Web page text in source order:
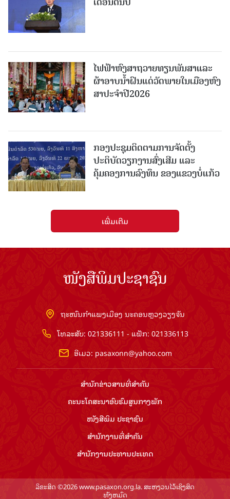
ໄຟຟ້າຫົງສາຖວາຍທຽນພັນສາແລະ
ຜ້າອາບນໍ້າຝົນແດ່ວັດພາຍໃນເມືອງຫົງ
ສາປະຈໍາປີ2026
ກອງປະຊຸມຕິດຕາມການຈັດຕັ້ງ
ປະຕິບັດວຽກງານສົ່ງເສີມ ແລະ
ຄຸ້ມຄອງການລົງທຶນ ຂອງແຂວງບໍ່ແກ້ວ
ເພີ່ມເຕີມ
ໜັງສືພິມປະຊາຊົນ
ຖະໜົນກຳແພງເມືອງ ນະຄອນຫຼວງວຽງຈັນ
ໂທລະສັບ: 021336111 - ແຟັກ: 021336113
ອີເມວ: pasaxonn@yahoo.com
ສຳ​ນັກ​ຂ່າວ​ສານ​ທີ່​ສຳ​ຄັນ​
ຄະນະໂຄສະນາອົບຮົມ​ສູນ​ກາງ​ພັກ
ໜັງສືພິມ ປະ​ຊາ​ຊົນ
ສຳ​ນັກ​ງານ​ທີ່​ສຳ​ຄັນ
ສຳ​ນັກ​ງານ​ປະ​ທານ​ປະ​ເທດ
ລິຂະສິດ ©2026 www.pasaxon.org.la. ສະຫງວນໄວ້ເຊິງສິດ
ທັງຫມົດ